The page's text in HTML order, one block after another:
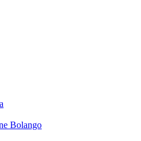
Bolango